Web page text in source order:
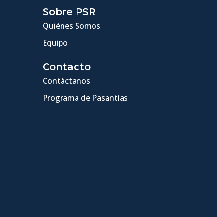
Sobre PSR
Quiénes Somos
Equipo
Contacto
Contáctanos
Programa de Pasantías